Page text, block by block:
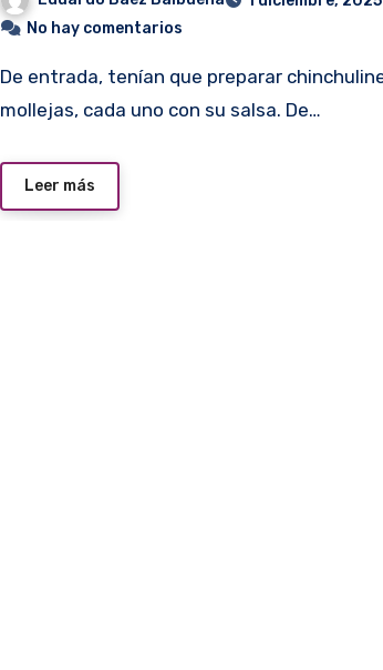
No hay comentarios
De entrada, tenían que preparar chinchulines, riñones y
mollejas, cada uno con su salsa. De…
Leer más